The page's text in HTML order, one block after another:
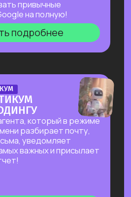
презентаций
верстки,
в дизайне!